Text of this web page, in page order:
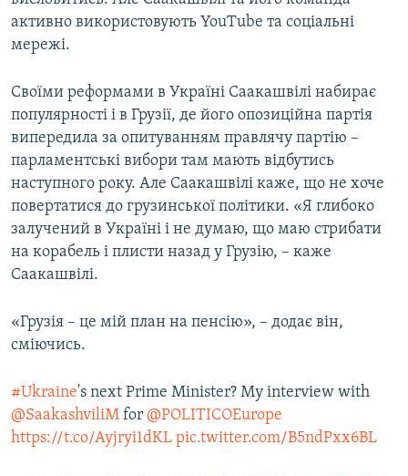
активно використовують YouTubе та соціальні
мережі.
Своїми реформами в Україні Саакашвілі набирає
популярності і в Грузії, де його опозиційна партія
випередила за опитуванням правлячу партію –
парламентські вибори там мають відбутись
наступного року. Але Саакашвілі каже, що не хоче
повертатися до грузинської політики. «Я глибоко
залучений в Україні і не думаю, що маю стрибати
на корабель і плисти назад у Грузію, – каже
Саакашвілі.
«Грузія – це мій план на пенсію», – додає він,
сміючись.
#Ukraine's next Prime Minister? My interview with
@SaakashviliM for @POLITICOEurope
https://t.co/Ayjryi1dKL pic.twitter.com/B5ndPxx6BL